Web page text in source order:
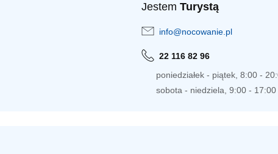
Jestem Turystą
info@nocowanie.pl
22 116 82 96
poniedziałek - piątek, 8:00 -
sobota - niedziela, 9:00 - 17:00